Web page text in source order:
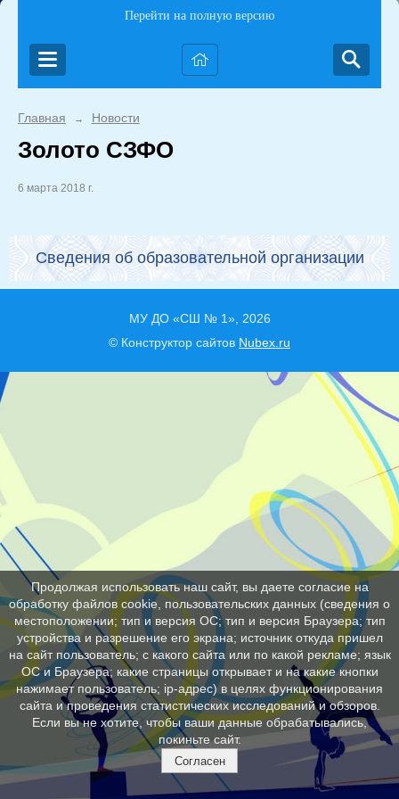
Перейти на полную версию
Главная → Новости
Золото СЗФО
6 марта 2018 г.
Сведения об образовательной организации
МУ ДО «СШ № 1», 2026
© Конструктор сайтов Nubex.ru
Продолжая использовать наш сайт, вы даете согласие на
обработку файлов cookie, пользовательских данных (сведения о
местоположении; тип и версия ОС; тип и версия Браузера; тип
устройства и разрешение его экрана; источник откуда пришел
на сайт пользователь; с какого сайта или по какой рекламе; язык
ОС и Браузера; какие страницы открывает и на какие кнопки
нажимает пользователь; ip-адрес) в целях функционирования
сайта и проведения статистических исследований и обзоров.
Если вы не хотите, чтобы ваши данные обрабатывались,
покиньте сайт.
Согласен